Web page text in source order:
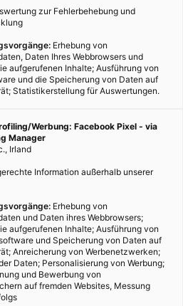
Wien Energie
Projektleiterin Paula
Subido nimmt uns mit in die
Küche ihrer Heimat: den
STADTLEBEN-FESTESSEN
sich in den Töpfen der
zur Fehlerbehebung und
Erhebung von
Daten Ihres Webbrowsers und
aufgerufenen Inhalte; Ausführung von
und die Speicherung von Daten auf
Statistikerstellung für Auswertungen.
Werbung: Facebook Pixel - via
Manager
Irland
Information außerhalb unserer
Erhebung von
und Daten ihres Webbrowsers;
aufgerufenen Inhalte; Ausführung von
und Speicherung von Daten auf
Anreicherung von Werbenetzwerken;
Daten; Personalisierung von Werbung;
und Bewerbung von
auf fremden Websites, Messung